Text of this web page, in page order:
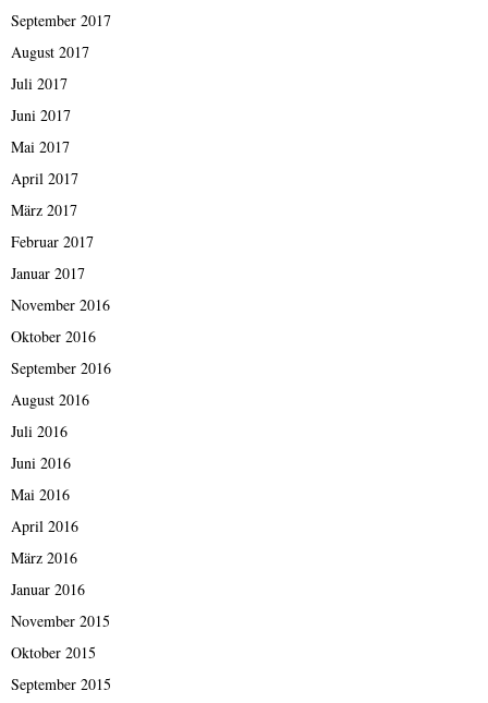
September 2017
August 2017
Juli 2017
Juni 2017
Mai 2017
April 2017
März 2017
Februar 2017
Januar 2017
November 2016
Oktober 2016
September 2016
August 2016
Juli 2016
Juni 2016
Mai 2016
April 2016
März 2016
Januar 2016
November 2015
Oktober 2015
September 2015